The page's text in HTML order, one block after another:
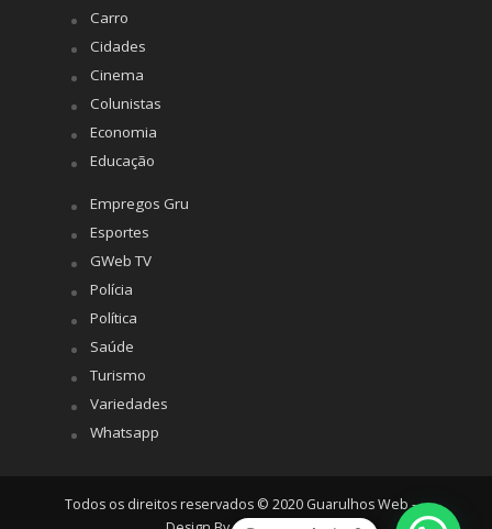
Carro
Cidades
Cinema
Colunistas
Economia
Educação
Empregos Gru
Esportes
GWeb TV
Polícia
Política
Saúde
Turismo
Variedades
Whatsapp
Todos os direitos reservados © 2020 Guarulhos Web -